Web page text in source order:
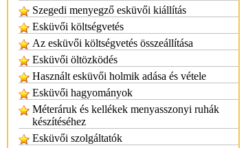
Szegedi menyegző esküvői kiállítás
Esküvői költségvetés
Az esküvői költségvetés összeállítása
Esküvői öltözködés
Használt esküvői holmik adása és vétele
Esküvői hagyományok
Méteráruk és kellékek menyasszonyi ruhák
készítéséhez
Esküvői szolgáltatók